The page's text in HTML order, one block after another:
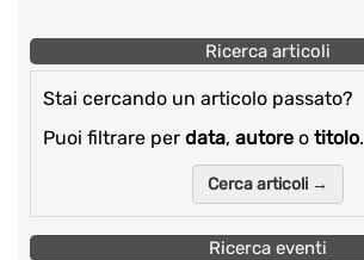
Ricerca articoli
Stai cercando un articolo passato?
Puoi filtrare per data, autore o titolo.
Cerca articoli →
Ricerca eventi